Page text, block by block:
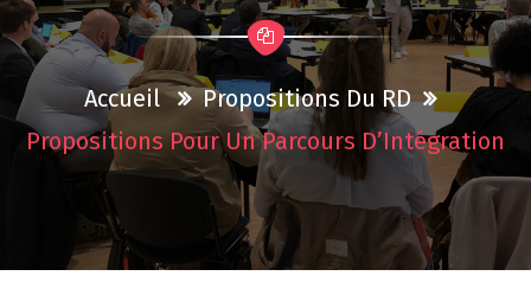
Accueil
Propositions Du RD
Propositions Pour Un Parcours D’Intégration